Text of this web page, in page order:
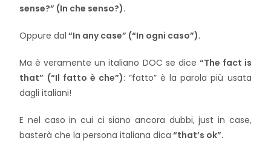
sense?” (In che senso?).
Oppure dal “In any case” (“In ogni caso”).
Ma è veramente un italiano DOC se dice “The fact is
that” (“Il fatto è che”): “fatto” è la parola più usata
dagli italiani!
E nel caso in cui ci siano ancora dubbi, just in case,
basterà che la persona italiana dica “that’s ok”.